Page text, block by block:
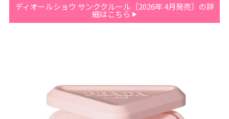
ディオールショウ サンククルール［2026年 4月発売］の詳
細はこちら